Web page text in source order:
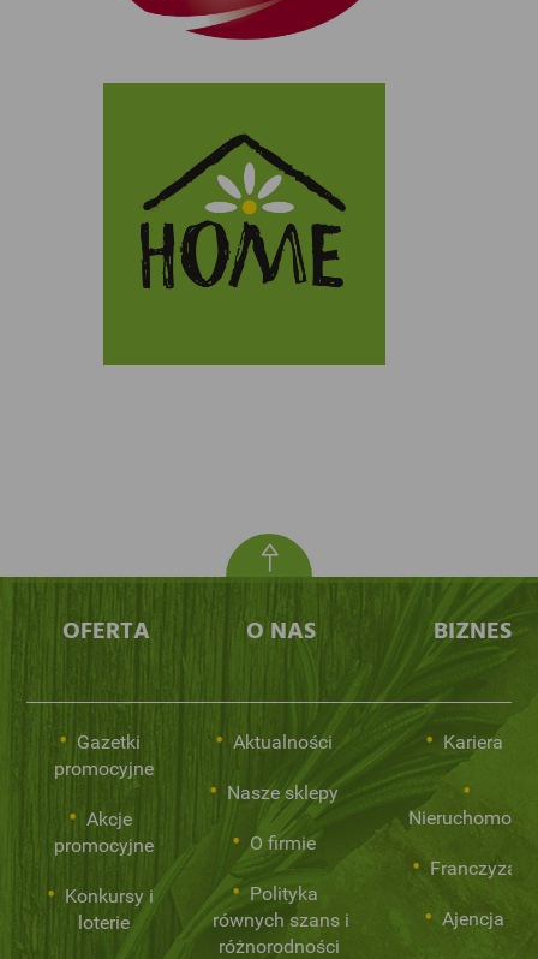
OFERTA
Gazetki
promocyjne
Akcje
promocyjne
Konkursy i
loterie
O NAS
Aktualności
Nasze sklepy
O firmie
Polityka
równych szans i
różnorodności
BIZNES
Kariera
Nieruchomości
Franczyza
Ajencja